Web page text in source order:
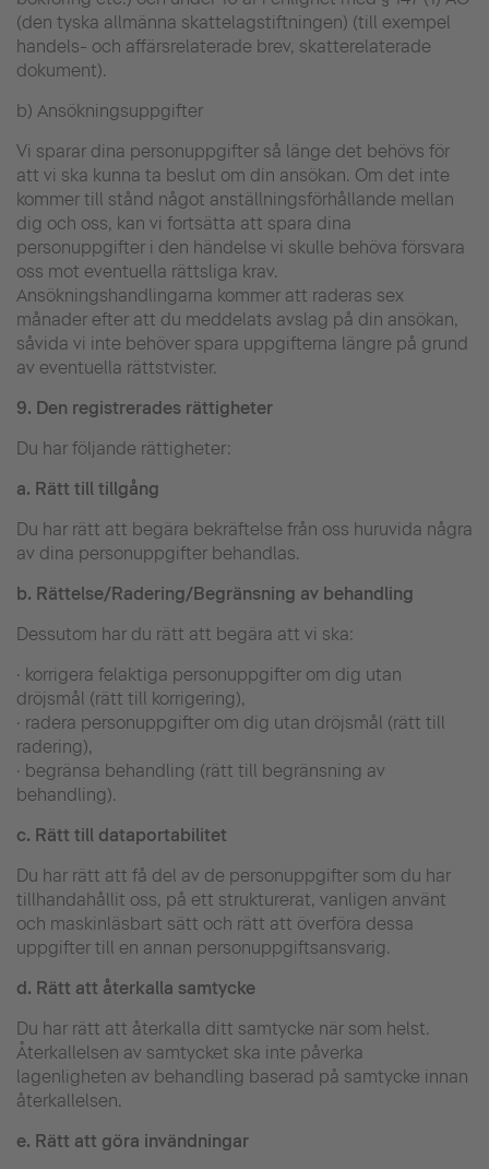
(den tyska allmänna skattelagstiftningen) (till exempel
handels- och affärsrelaterade brev, skatterelaterade
dokument).
b) Ansökningsuppgifter
Vi sparar dina personuppgifter så länge det behövs för
att vi ska kunna ta beslut om din ansökan. Om det inte
kommer till stånd något anställningsförhållande mellan
dig och oss, kan vi fortsätta att spara dina
personuppgifter i den händelse vi skulle behöva försvara
oss mot eventuella rättsliga krav.
Ansökningshandlingarna kommer att raderas sex
månader efter att du meddelats avslag på din ansökan,
såvida vi inte behöver spara uppgifterna längre på grund
av eventuella rättstvister.
9. Den registrerades rättigheter
Du har följande rättigheter:
a. Rätt till tillgång
Du har rätt att begära bekräftelse från oss huruvida några
av dina personuppgifter behandlas.
b. Rättelse/Radering/Begränsning av behandling
Dessutom har du rätt att begära att vi ska:
· korrigera felaktiga personuppgifter om dig utan
dröjsmål (rätt till korrigering),
· radera personuppgifter om dig utan dröjsmål (rätt till
radering),
· begränsa behandling (rätt till begränsning av
behandling).
c. Rätt till dataportabilitet
Du har rätt att få del av de personuppgifter som du har
tillhandahållit oss, på ett strukturerat, vanligen använt
och maskinläsbart sätt och rätt att överföra dessa
uppgifter till en annan personuppgiftsansvarig.
d. Rätt att återkalla samtycke
Du har rätt att återkalla ditt samtycke när som helst.
Återkallelsen av samtycket ska inte påverka
lagenligheten av behandling baserad på samtycke innan
återkallelsen.
e. Rätt att göra invändningar